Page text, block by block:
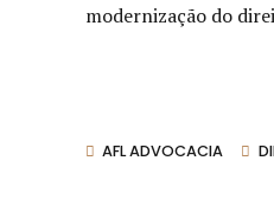
modernização do
AFL ADVOCACIA